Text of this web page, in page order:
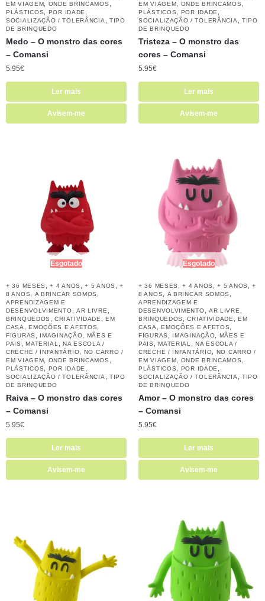
EM VIAGEM
ONDE BRINCAMOS
PLÁSTICOS POR IDADE
SOCIALIZAÇÃO / TOLERÂNCIA
TIPO
DE BRINQUEDO
Medo – O monstro das cores
– Comansi
5.95€
Ler mais
Avisem-me
EM VIAGEM
ONDE BRINCAMOS
PLÁSTICOS POR IDADE
SOCIALIZAÇÃO / TOLERÂNCIA
TIPO
DE BRINQUEDO
Tristeza – O monstro das
cores – Comansi
5.95€
Ler mais
Avisem-me
Esgotado
+ 36 MESES ,+ 4 ANOS ,+ 5 ANOS ,+
8 ANOS
A BRINCAR SOMOS
APRENDIZAGEM E
DESENVOLVIMENTO
AR LIVRE
BRINQUEDOS ,CRIATIVIDADE ,EM
CASA
,EMOÇÕES E AFETOS
FIGURAS IMAGINAÇÃO
MÃES E
PAIS
,MATERIAL ,NA ESCOLA /
CRECHE / INFANTÁRIO
NO CARRO /
EM VIAGEM
ONDE BRINCAMOS
PLÁSTICOS POR IDADE
SOCIALIZAÇÃO / TOLERÂNCIA
TIPO
DE BRINQUEDO
Raiva – O monstro das cores
– Comansi
5.95€
Ler mais
Avisem-me
Esgotado
+ 36 MESES ,+ 4 ANOS ,+ 5 ANOS ,+
8 ANOS
A BRINCAR SOMOS
APRENDIZAGEM E
DESENVOLVIMENTO
AR LIVRE
BRINQUEDOS ,CRIATIVIDADE ,EM
CASA
,EMOÇÕES E AFETOS
FIGURAS IMAGINAÇÃO
MÃES E
PAIS
,MATERIAL ,NA ESCOLA /
CRECHE / INFANTÁRIO
NO CARRO /
EM VIAGEM
ONDE BRINCAMOS
PLÁSTICOS POR IDADE
SOCIALIZAÇÃO / TOLERÂNCIA
TIPO
DE BRINQUEDO
Amor – O monstro das cores
– Comansi
5.95€
Ler mais
Avisem-me